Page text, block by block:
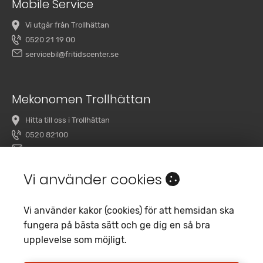
Mobile Service
Vi utgår från Trollhättan
0520 21 19 00
servicebil@fritidscenter.se
Mekonomen Trollhättan
Hitta till oss i Trollhättan
0520 82100
overby@mekonomenbilverkstad.se
Copyright 2020 Fritidscenter
Vi använder cookies
Vi använder kakor (cookies) för att hemsidan ska
fungera på bästa sätt och ge dig en så bra
upplevelse som möjligt.